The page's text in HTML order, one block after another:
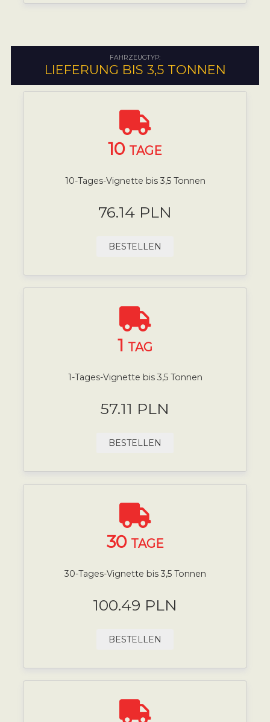
FAHRZEUGTYP:
LIEFERUNG BIS 3,5 TONNEN
10 TAGE
10-Tages-Vignette bis 3,5 Tonnen
76.14 PLN
BESTELLEN
1 TAG
1-Tages-Vignette bis 3,5 Tonnen
57.11 PLN
BESTELLEN
30 TAGE
30-Tages-Vignette bis 3,5 Tonnen
100.49 PLN
BESTELLEN